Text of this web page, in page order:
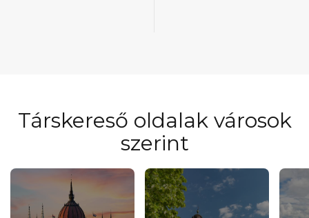
Társkereső oldalak városok
szerint